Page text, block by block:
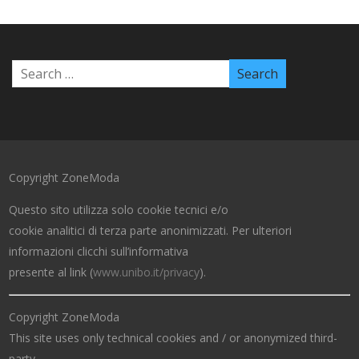
Copyright ZoneModa
Questo sito utilizza solo cookie tecnici e/o
cookie analitici di terza parte anonimizzati. Per ulteriori
informazioni clicchi sull’informativa
presente al link (www.unibo.it/privacy).
Copyright ZoneModa
This site uses only technical cookies and / or anonymized third-